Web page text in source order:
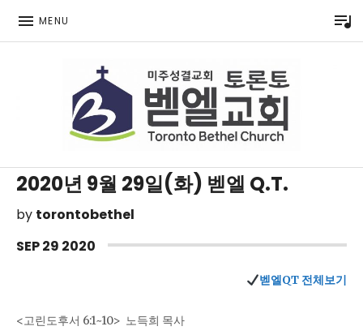
MENU
2020년 9월 29일(화) 벧엘 Q.T.
by torontobethel
SEP29 2020
벧엘QT 전체보기
<고린도후서 6:1~10> 노득희 목사